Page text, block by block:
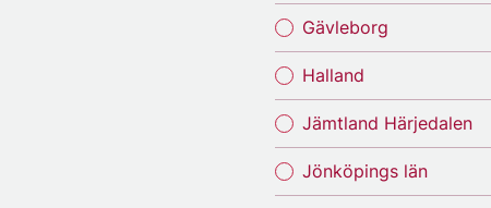
Gävleborg
Halland
Jämtland Härjedalen
Jönköpings län